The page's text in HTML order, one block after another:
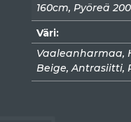
160cm, Pyöreä
Väri:
Vaaleanharmaa,
Beige, Antrasiitti,